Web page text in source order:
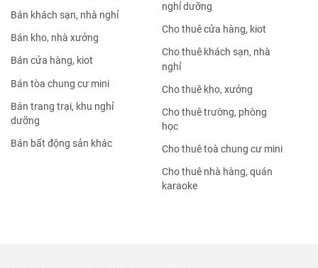
Bán khách sạn, nhà nghỉ
Bán kho, nhà xưởng
Bán cửa hàng, kiot
Bán tòa chung cư mini
Bán trang trại, khu nghỉ
dưỡng
Bán bất động sản khác
nghỉ dưỡng
Cho thuê cửa hàng, kiot
Cho thuê khách sạn, nhà
nghỉ
Cho thuê kho, xưởng
Cho thuê trường, phòng
học
Cho thuê toà chung cư mini
Cho thuê nhà hàng, quán
karaoke